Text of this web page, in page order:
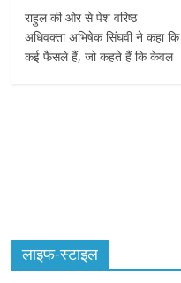
राहुल की ओर से पेश वरिष्ठ
अधिवक्ता अभिषेक सिंघवी ने कहा कि
कई फैसले हैं, जो कहते हैं कि केवल
लाइफ-स्टाइल